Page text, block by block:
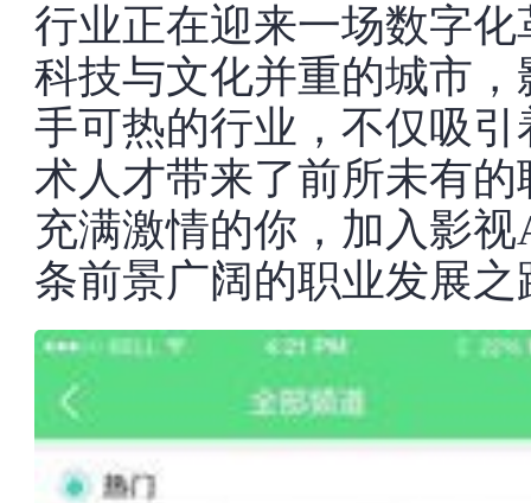
行业正在迎来一场数字
科技与文化并重的城市
手可热的行业，不仅吸
术人才带来了前所未有
充满激情的你，加入影
条前景广阔的职业发展之